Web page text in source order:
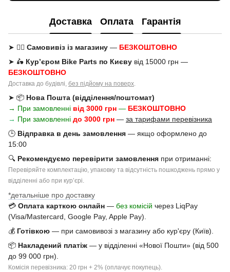
Доставка Оплата Гарантія
➤ 🚶‍♂️ Самовивіз із магазину — БЕЗКОШТОВНО
➤ 🛵 Кур’єром Bike Parts по Києву від 15000 грн —
БЕЗКОШТОВНО
Доставка до будівлі, без підйому на поверх.
➤ 📦 Нова Пошта (відділення/поштомат)
→ При замовленні від 3000 грн — БЕЗКОШТОВНО
→ При замовленні до 3000 грн — за тарифами перевізника
🕒 Відправка в день замовлення — якщо оформлено до
15:00
🔍 Рекомендуємо перевірити замовлення при отриманні:
Перевіряйте комплектацію, упаковку та відсутність пошкоджень прямо у
відділенні або при курʼєрі.
*детальніше про доставку
💳 Оплата карткою онлайн — без комісій через LiqPay
(Visa/Mastercard, Google Pay, Apple Pay).
💰 Готівкою — при самовивозі з магазину або кур'єру (Київ).
📦 Накладений платіж — у відділенні «Нової Пошти» (від 500
до 99 000 грн).
Комісія перевізника: 20 грн + 2% (оплачує покупець).